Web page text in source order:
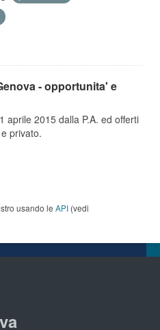
- opportunita' e
aprile 2015 dalla P.A. ed offerti
privato.
usando le API (vedi